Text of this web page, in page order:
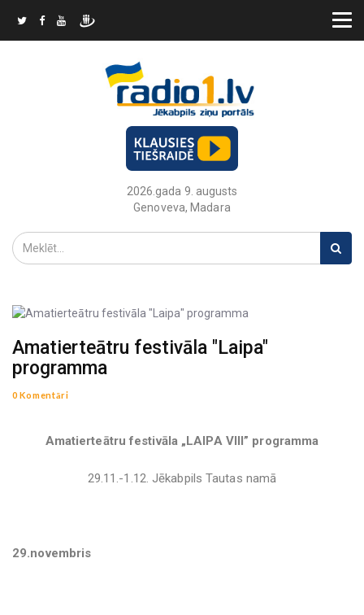
2026.gada 9. augusts
Genoveva, Madara
Amatierteātru festivāla "Laipa"
programma
0 Komentāri
Amatierteātru festivāla „LAIPA VIII” programma
29.11.-1.12. Jēkabpils Tautas namā
29.novembris